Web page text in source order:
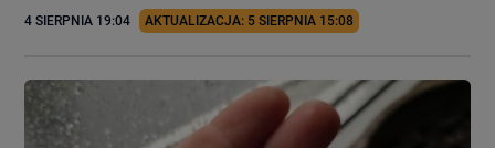
4 SIERPNIA 19:04 AKTUALIZACJA: 5 SIERPNIA 15:08